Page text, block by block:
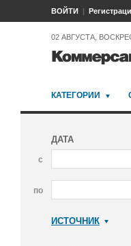
ВОЙТИ
02 АВГУСТА,
КАТЕГОРИИ
ДАТА
с
по
ИСТОЧНИК